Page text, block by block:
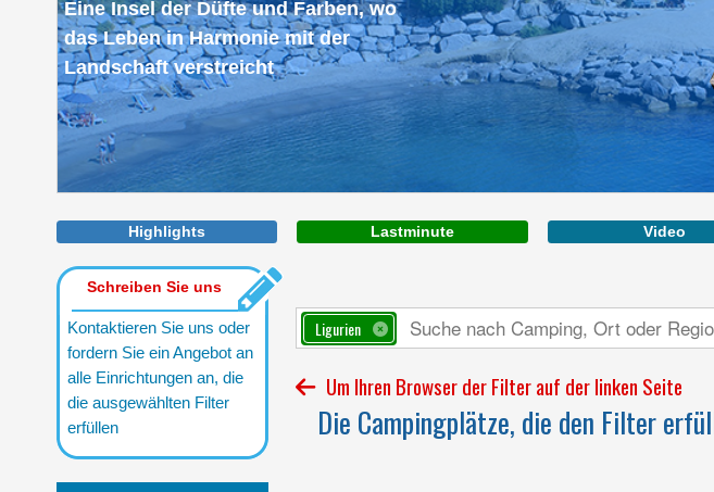
Eine Insel der Düfte und Farben, wo
das Leben in Harmonie mit der
Landschaft verstreicht
Highlights Lastminute Video
Schreiben Sie uns
Kontaktieren Sie uns oder
fordern Sie ein Angebot an
alle Einrichtungen an, die
die ausgewählten Filter
erfüllen
Ligurien
Um Ihren Browser der Filter auf der linken Seite
Die Campingplätze, die den Filter